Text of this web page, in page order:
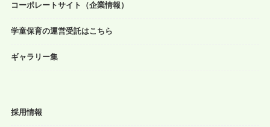
コーポレートサイト（企業情報）
学童保育の運営受託はこちら
ギャラリー集
採用情報